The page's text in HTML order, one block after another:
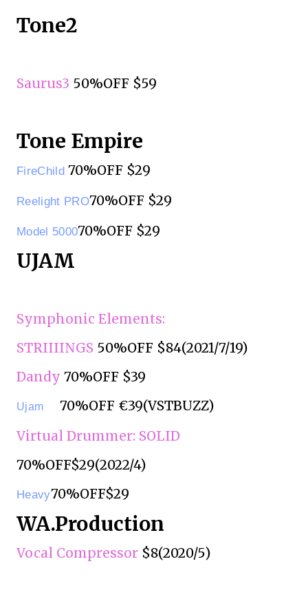
Tone2
Saurus3 50%OFF $59
Tone Empire
FireChild 70%OFF $29
Reelight PRO70%OFF $29
Model 500070%OFF $29
UJAM
Symphonic Elements:
STRIIIINGS 50%OFF $84(2021/7/19)
Dandy 70%OFF $39
Ujam
70%OFF €39(VSTBUZZ)
Virtual Drummer: SOLID
70%OFF$29(2022/4)
Heavy70%OFF$29
WA.Production
Vocal Compressor $8(2020/5)